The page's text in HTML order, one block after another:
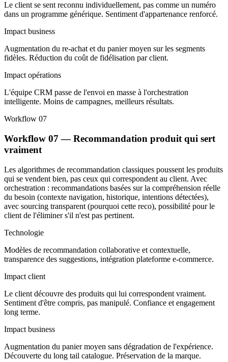
Le client se sent reconnu individuellement, pas comme un numéro
dans un programme générique. Sentiment d'appartenance renforcé.
Impact business
Augmentation du re-achat et du panier moyen sur les segments
fidèles. Réduction du coût de fidélisation par client.
Impact opérations
L'équipe CRM passe de l'envoi en masse à l'orchestration
intelligente. Moins de campagnes, meilleurs résultats.
Workflow 07
Workflow 07 — Recommandation produit qui sert
vraiment
Les algorithmes de recommandation classiques poussent les produits
qui se vendent bien, pas ceux qui correspondent au client. Avec
orchestration : recommandations basées sur la compréhension réelle
du besoin (contexte navigation, historique, intentions détectées),
avec sourcing transparent (pourquoi cette reco), possibilité pour le
client de l'éliminer s'il n'est pas pertinent.
Technologie
Modèles de recommandation collaborative et contextuelle,
transparence des suggestions, intégration plateforme e-commerce.
Impact client
Le client découvre des produits qui lui correspondent vraiment.
Sentiment d'être compris, pas manipulé. Confiance et engagement
long terme.
Impact business
Augmentation du panier moyen sans dégradation de l'expérience.
Découverte du long tail catalogue. Préservation de la marque.